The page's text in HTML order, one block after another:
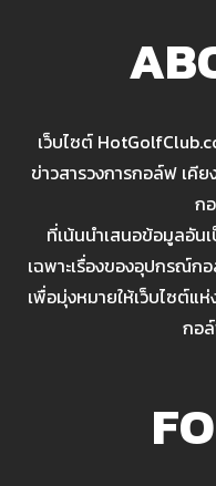
เว็บไซต์
ข่าวสารวงการกอล์ฟ เคี
ก
ที่เน้นนำเสนอข้อมูลอัน
เฉพาะเรื่องของอุปกรณ์ก
เพื่อมุ่งหมายให้เว็บไซต์
กอ